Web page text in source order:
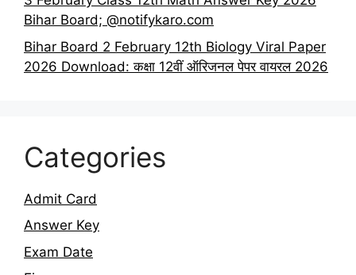
Bihar Board; @notifykaro.com
Bihar Board 2 February 12th Biology Viral Paper
2026 Download: कक्षा 12वीं ऑरिजनल पेपर वायरल 2026
Categories
Admit Card
Answer Key
Exam Date